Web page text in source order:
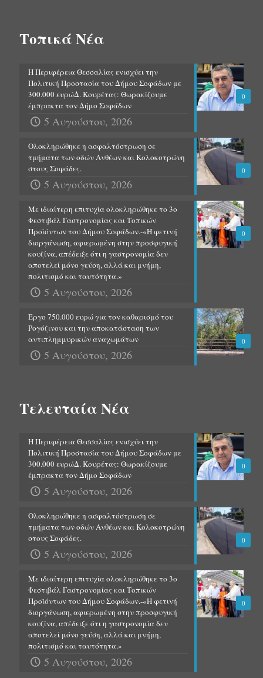
Τοπικά Νέα
0
Η Περιφέρεια Θεσσαλίας ενισχύει την
Πολιτική Προστασία του Δήμου Σοφάδων με
300.000 ευρώΔ. Κουρέτας: Θωρακίζουμε
έμπρακτα τον Δήμο Σοφάδων
5 Αυγούστου, 2026
0
Ολοκληρώθηκε η ασφαλτόστρωση σε
τμήματα των οδών Ανθέων και Κολοκοτρώνη
στους Σοφάδες.
5 Αυγούστου, 2026
0
Με ιδιαίτερη επιτυχία ολοκληρώθηκε το 3ο
Φεστιβάλ Γαστρονομίας και Τοπικών
Προϊόντων του Δήμου Σοφάδων.-«Η φετινή
διοργάνωση, αφιερωμένη στην προσφυγική
κουζίνα, απέδειξε ότι η γαστρονομία δεν
αποτελεί μόνο γεύση, αλλά και μνήμη,
πολιτισμό και ταυτότητα.»
5 Αυγούστου, 2026
0
Έργο 750.000 ευρώ για τον καθαρισμό του
Ρογόζινου και την αποκατάσταση των
αντιπλημμυρικών αναχωμάτων
5 Αυγούστου, 2026
Τελευταία Νέα
0
Η Περιφέρεια Θεσσαλίας ενισχύει την
Πολιτική Προστασία του Δήμου Σοφάδων με
300.000 ευρώΔ. Κουρέτας: Θωρακίζουμε
έμπρακτα τον Δήμο Σοφάδων
5 Αυγούστου, 2026
0
Ολοκληρώθηκε η ασφαλτόστρωση σε
τμήματα των οδών Ανθέων και Κολοκοτρώνη
στους Σοφάδες.
5 Αυγούστου, 2026
0
Με ιδιαίτερη επιτυχία ολοκληρώθηκε το 3ο
Φεστιβάλ Γαστρονομίας και Τοπικών
Προϊόντων του Δήμου Σοφάδων.-«Η φετινή
διοργάνωση, αφιερωμένη στην προσφυγική
κουζίνα, απέδειξε ότι η γαστρονομία δεν
αποτελεί μόνο γεύση, αλλά και μνήμη,
πολιτισμό και ταυτότητα.»
5 Αυγούστου, 2026